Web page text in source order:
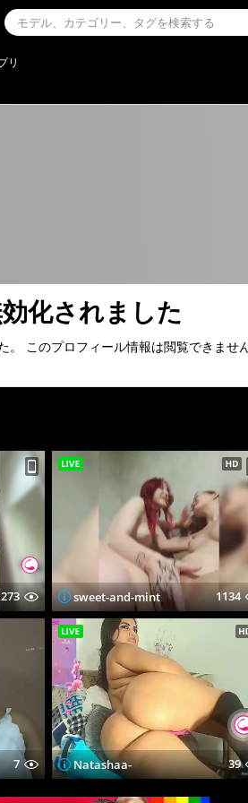
リ
化されました
。 このプロフィール情報は閲覧できませ
sweet-and-mint 1134
7 Natashaa- 39